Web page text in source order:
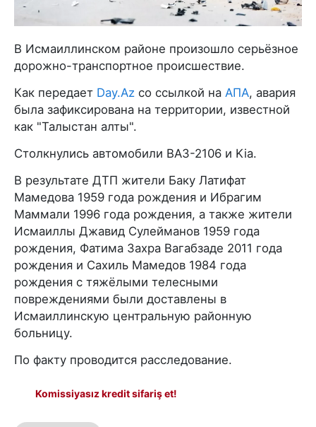
В Исмаиллинском районе произошло серьёзное
дорожно-транспортное происшествие.
Как передает Day.Az со ссылкой на АПА, авария
была зафиксирована на территории, известной
как "Талыстан алты".
Столкнулись автомобили ВАЗ-2106 и Kia.
В результате ДТП жители Баку Латифат
Мамедова 1959 года рождения и Ибрагим
Маммали 1996 года рождения, а также жители
Исмаиллы Джавид Сулейманов 1959 года
рождения, Фатима Захра Вагабзаде 2011 года
рождения и Сахиль Мамедов 1984 года
рождения с тяжёлыми телесными
повреждениями были доставлены в
Исмаиллинскую центральную районную
больницу.
По факту проводится расследование.
Komissiyasız kredit sifariş et!